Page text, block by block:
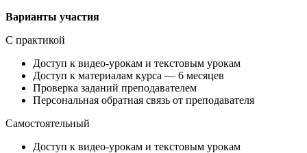
Варианты участия
С практикой
Доступ к видео-урокам и текстовым урокам
Доступ к материалам курса — 6 месяцев
Проверка заданий преподавателем
Персональная обратная связь от преподавателя
Самостоятельный
Доступ к видео-урокам и текстовым урокам